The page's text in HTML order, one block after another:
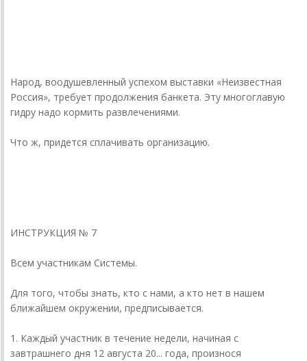
Народ, воодушевленный успехом выставки «Неизвестная
Россия», требует продолжения банкета. Эту многоглавую
гидру надо кормить развлечениями.
Что ж, придется сплачивать организацию.
ИНСТРУКЦИЯ № 7
Всем участникам Системы.
Для того, чтобы знать, кто с нами, а кто нет в нашем
ближайшем окружении, предписывается.
1. Каждый участник в течение недели, начиная с
завтрашнего дня 12 августа 20... года, произнося